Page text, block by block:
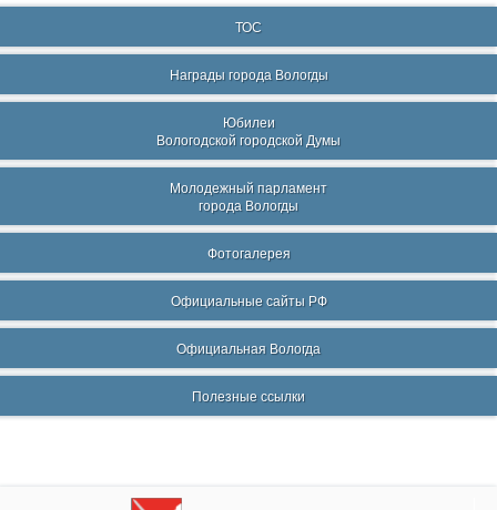
ТОС
Награды города Вологды
Юбилеи
Вологодской городской Думы
Молодежный парламент
города Вологды
Фотогалерея
Официальные сайты РФ
Официальная Вологда
Полезные ссылки